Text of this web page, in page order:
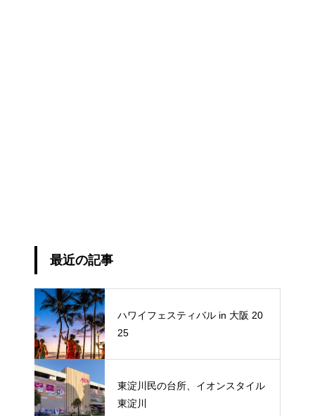
最近の記事
ハワイフェスティバル in 大阪 20
25
東淀川民の台所、イオンスタイル
東淀川